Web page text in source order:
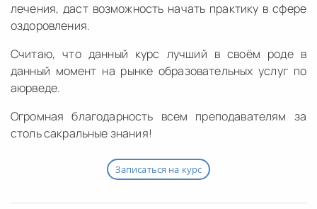
лечения, даст возможность начать практику в сфере
оздоровления.
Считаю, что данный курс лучший в своём роде в
данный момент на рынке образовательных услуг по
аюрведе.
Огромная благодарность всем преподавателям за
столь сакральные знания!
Записаться на курс